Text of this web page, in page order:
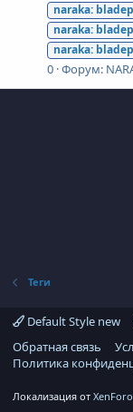
naraka:
naraka:
naraka:
0 Форум:
Теги
Default Style new
Обратная связь
Политика
Локализация от